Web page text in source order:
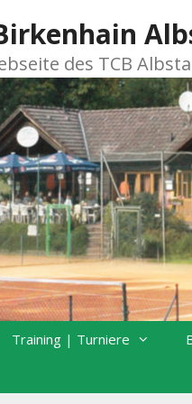
des TCB
Training | Turniere